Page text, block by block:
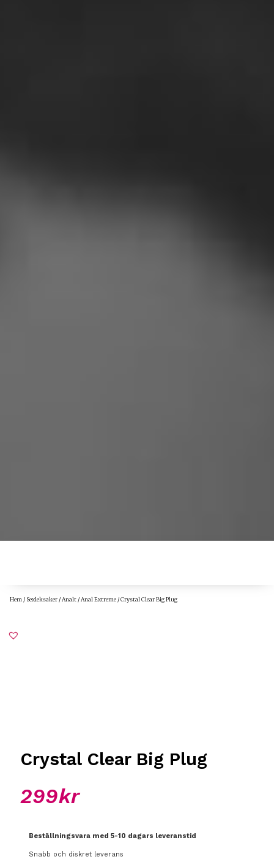
Hem / Sexleksaker /Analt /Anal Extreme / Crystal Clear Big Plug
Crystal Clear Big Plug
299kr
Beställningsvara med 5-10 dagars leveranstid
Snabb och diskret leverans